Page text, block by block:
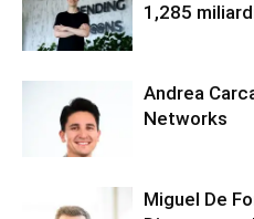
1,285
Andrea
Networks
Miguel De